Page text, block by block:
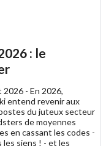
: le
2026 - En 2026,
entend revenir aux
du juteux secteur
de moyennes
en cassant les codes -
les siens ! - et les